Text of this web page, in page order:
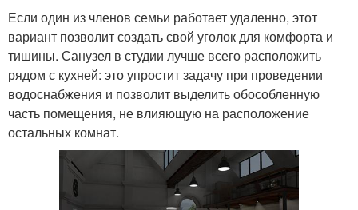
Если один из членов семьи работает удаленно, этот
вариант позволит создать свой уголок для комфорта и
тишины. Санузел в студии лучше всего расположить
рядом с кухней: это упростит задачу при проведении
водоснабжения и позволит выделить обособленную
часть помещения, не влияющую на расположение
остальных комнат.